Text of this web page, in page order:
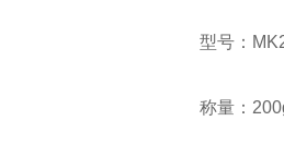
型号：
称量：